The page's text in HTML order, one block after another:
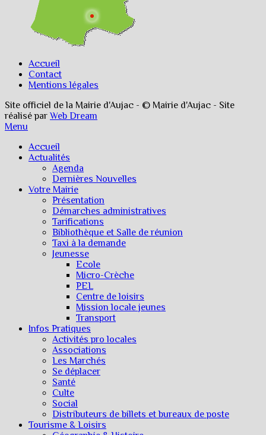
Accueil
Contact
Mentions légales
Site officiel de la Mairie d'Aujac - © Mairie d'Aujac - Site
réalisé parWeb Dream
Menu
Accueil
Actualités
Agenda
Dernières Nouvelles
Votre Mairie
Présentation
Démarches administratives
Tarifications
Bibliothèque et Salle de réunion
Taxi à la demande
Jeunesse
Ecole
Micro-Crèche
PEL
Centre de loisirs
Mission locale jeunes
Transport
Infos Pratiques
Activités pro locales
Associations
Les Marchés
Se déplacer
Santé
Culte
Social
Distributeurs de billets et bureaux de poste
Tourisme & Loisirs